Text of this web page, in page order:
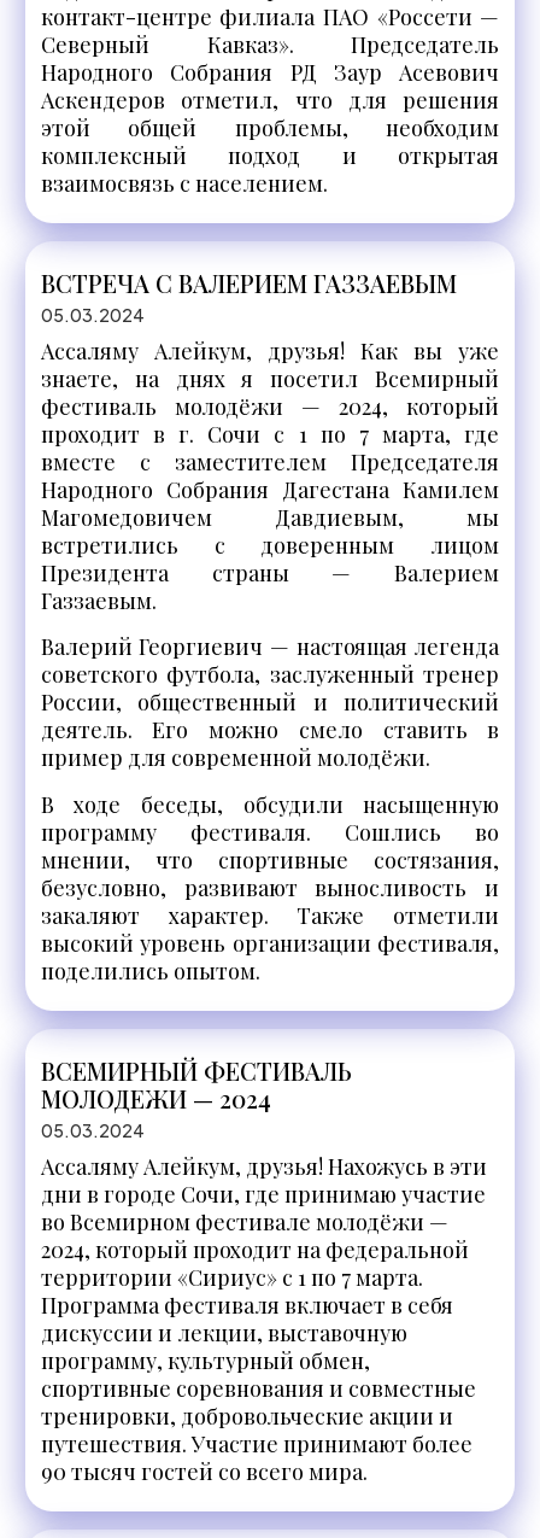
контакт-центре филиала ПАО «Россети —
Северный Кавказ». Председатель
Народного Собрания РД Заур Асевович
Аскендеров отметил, что для решения
этой общей проблемы, необходим
комплексный подход и открытая
взаимосвязь с населением.
ВСТРЕЧА С ВАЛЕРИЕМ ГАЗЗАЕВЫМ
05.03.2024
Ассаляму Алейкум, друзья! Как вы уже
знаете, на днях я посетил Всемирный
фестиваль молодёжи — 2024, который
проходит в г. Сочи с 1 по 7 марта, где
вместе с заместителем Председателя
Народного Собрания Дагестана Камилем
Магомедовичем Давдиевым, мы
встретились с доверенным лицом
Президента страны — Валерием
Газзаевым.
Валерий Георгиевич — настоящая легенда
советского футбола, заслуженный тренер
России, общественный и политический
деятель. Его можно смело ставить в
пример для современной молодёжи.
В ходе беседы, обсудили насыщенную
программу фестиваля. Сошлись во
мнении, что спортивные состязания,
безусловно, развивают выносливость и
закаляют характер. Также отметили
высокий уровень организации фестиваля,
поделились опытом.
ВСЕМИРНЫЙ ФЕСТИВАЛЬ
МОЛОДЕЖИ — 2024
05.03.2024
Ассаляму Алейкум, друзья! Нахожусь в эти
дни в городе Сочи, где принимаю участие
во Всемирном фестивале молодёжи —
2024, который проходит на федеральной
территории «Сириус» с 1 по 7 марта.
Программа фестиваля включает в себя
дискуссии и лекции, выставочную
программу, культурный обмен,
спортивные соревнования и совместные
тренировки, добровольческие акции и
путешествия. Участие принимают более
90 тысяч гостей со всего мира.